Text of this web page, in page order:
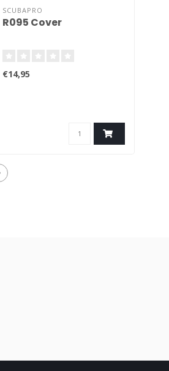
SCUBAPRO
R095 Cover
€14,95